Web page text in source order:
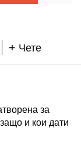
+ Чете
за
и кои дати